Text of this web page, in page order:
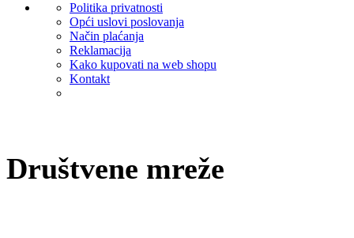
Politika privatnosti
Opći uslovi poslovanja
Način plaćanja
Reklamacija
Kako kupovati na web shopu
Kontakt
Društvene mreže